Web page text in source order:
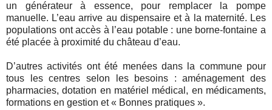
un générateur à essence, pour remplacer la pompe
manuelle. L’eau arrive au dispensaire et à la maternité. Les
populations ont accès à l’eau potable : une borne-fontaine a
été placée à proximité du château d’eau.
D’autres activités ont été menées dans la commune pour
tous les centres selon les besoins : aménagement des
pharmacies, dotation en matériel médical, en médicaments,
formations en gestion et « Bonnes pratiques ».